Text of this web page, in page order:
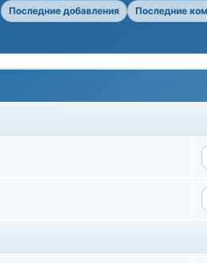
Последние добавления Последние